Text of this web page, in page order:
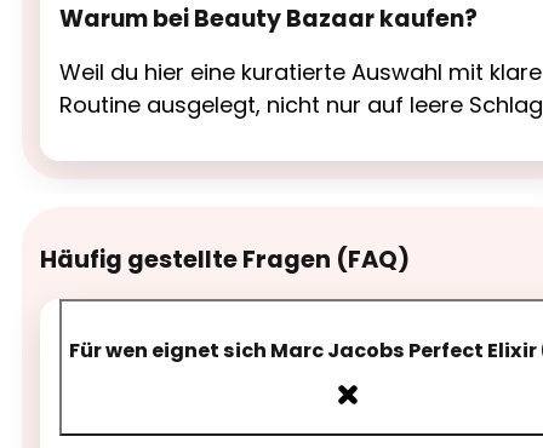
Warum bei Beauty Bazaar kaufen?
Weil du hier eine kuratierte Auswahl mit
Routine ausgelegt, nicht nur auf leere
Häufig gestellte Fragen (FAQ)
Für wen eignet sich Marc Jacobs Perfect